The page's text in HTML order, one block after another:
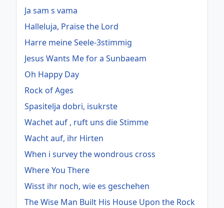
Ja sam s vama
Halleluja, Praise the Lord
Harre meine Seele-3stimmig
Jesus Wants Me for a Sunbaeam
Oh Happy Day
Rock of Ages
Spasitelja dobri, isukrste
Wachet auf , ruft uns die Stimme
Wacht auf, ihr Hirten
When i survey the wondrous cross
Where You There
Wisst ihr noch, wie es geschehen
The Wise Man Built His House Upon the Rock